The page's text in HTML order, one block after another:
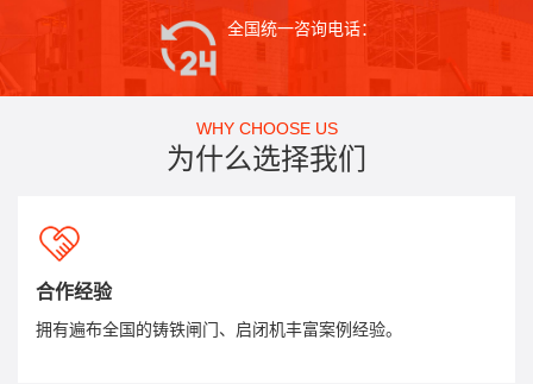
全国统一咨询电话：
WHY CHOOSE US
为什么选择我们
合作经验
拥有遍布全国的铸铁闸门、启闭机丰富案例经验。